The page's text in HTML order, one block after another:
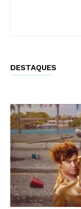
DESTAQUES